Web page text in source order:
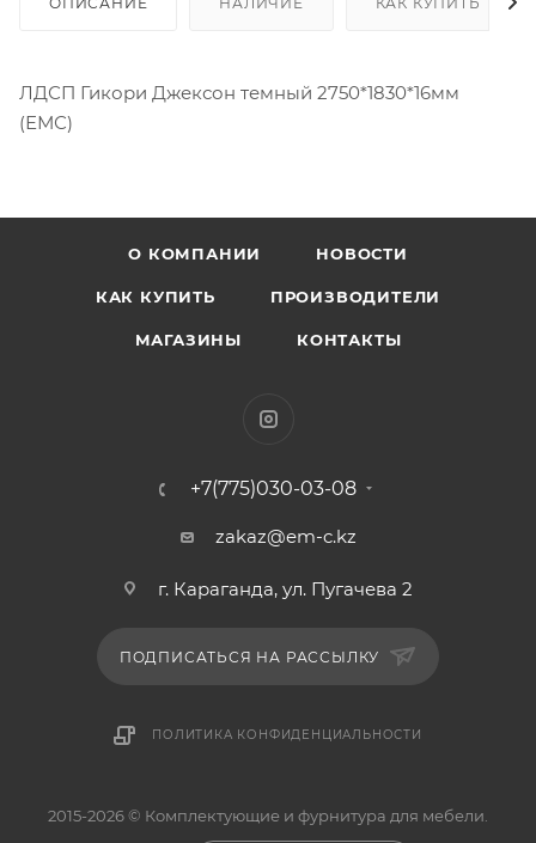
ЛДСП Гикори Джексон темный 2750*1830*16мм
(ЕМС)
О КОМПАНИИ НОВОСТИ
КАК КУПИТЬ ПРОИЗВОДИТЕЛИ
МАГАЗИНЫ КОНТАКТЫ
+7(775)030-03-08
zakaz@em-c.kz
г. Караганда, ул. Пугачева 2
ПОДПИСАТЬСЯ НА РАССЫЛКУ
ПОЛИТИКА КОНФИДЕНЦИАЛЬНОСТИ
2015-2026 © Комплектующие и фурнитура для мебели.